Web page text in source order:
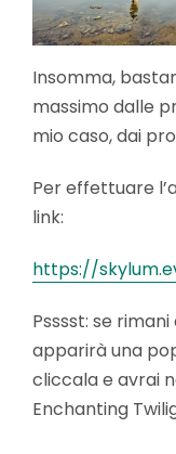
Insomma,
massimo dalle
mio caso, dai
Per effettuare
link:
https://
Psssst: se
apparirà una
cliccala e avrai
Enchanting